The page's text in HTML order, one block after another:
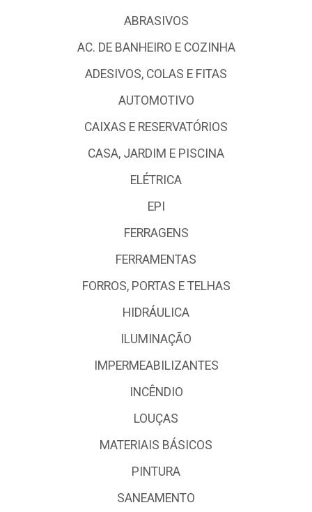
ABRASIVOS
AC. DE BANHEIRO E COZINHA
ADESIVOS, COLAS E FITAS
AUTOMOTIVO
CAIXAS E RESERVATÓRIOS
CASA, JARDIM E PISCINA
ELÉTRICA
EPI
FERRAGENS
FERRAMENTAS
FORROS, PORTAS E TELHAS
HIDRÁULICA
ILUMINAÇÃO
IMPERMEABILIZANTES
INCÊNDIO
LOUÇAS
MATERIAIS BÁSICOS
PINTURA
SANEAMENTO